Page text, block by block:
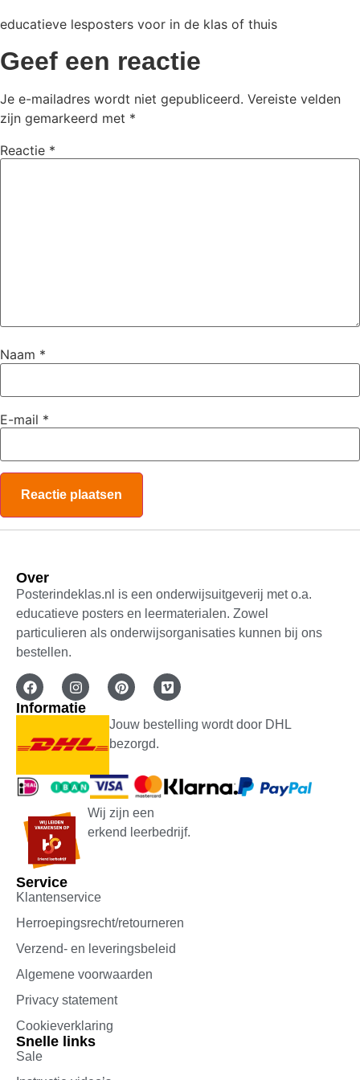
educatieve lesposters voor in de klas of thuis
Geef een reactie
Je e-mailadres wordt niet gepubliceerd. Vereiste velden
zijn gemarkeerd met *
Reactie *
Naam *
E-mail *
Over
Posterindeklas.nl is een onderwijsuitgeverij met o.a.
educatieve posters en leermaterialen. Zowel
particulieren als onderwijsorganisaties kunnen bij ons
bestellen.
Informatie
Jouw bestelling wordt door DHL
bezorgd.
Wij zijn een
erkend leerbedrijf.
Service
Klantenservice
Herroepingsrecht/retourneren
Verzend- en leveringsbeleid
Algemene voorwaarden
Privacy statement
Cookieverklaring
Snelle links
Sale